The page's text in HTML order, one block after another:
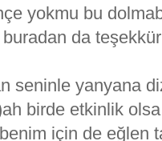
yokmu bu
da
seninle yanyana
birde etkinlik
için de eğlen